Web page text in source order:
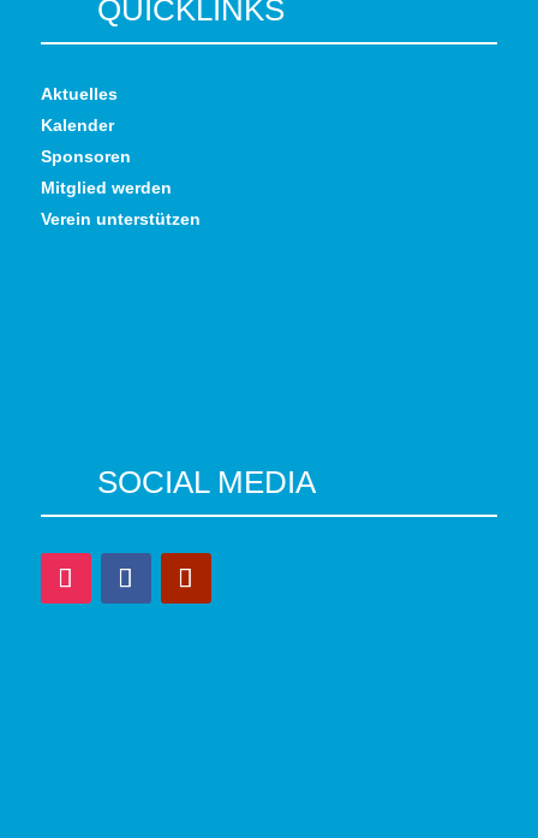
QUICKLINKS
Aktuelles
Kalender
Sponsoren
Mitglied werden
Verein unterstützen
SOCIAL MEDIA